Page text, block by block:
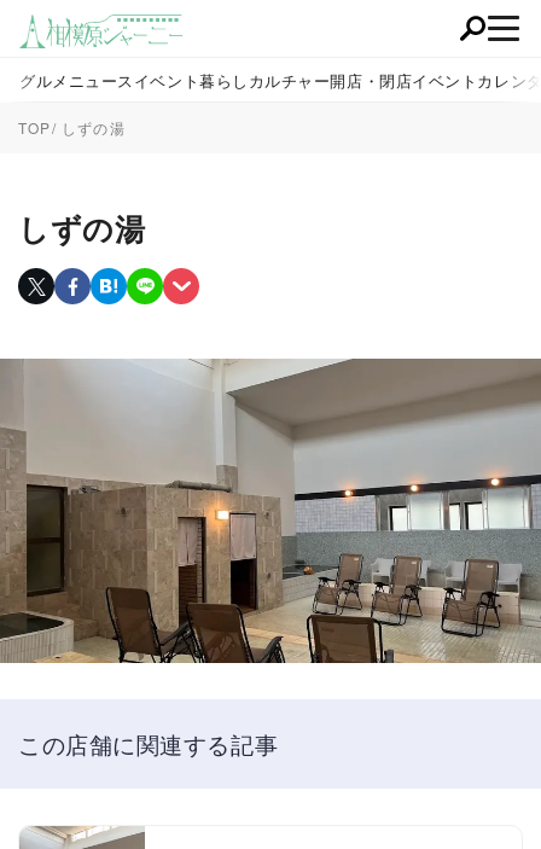
グルメ ニュース イベント暮らし カルチャー開店・閉店イベントカレン
TOP しずの湯
しずの湯
この店舗に関連する記事